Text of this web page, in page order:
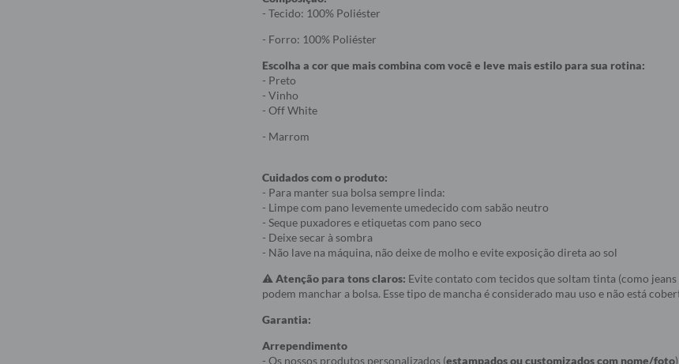
- Tecido: 100% Poliéster
- Forro: 100% Poliéster
Escolha a cor que mais combina com você e leve mais estilo para sua rotina:
- Preto
- Vinho
- Off White
- Marrom
Cuidados com o produto:
- Para manter sua bolsa sempre linda:
- Limpe com pano levemente umedecido com sabão neutro
- Seque puxadores e etiquetas com pano seco
- Deixe secar à sombra
- Não lave na máquina, não deixe de molho e evite exposição direta ao sol
⚠️ Atenção para tons claros: Evite contato com tecidos que soltam tinta (como
podem manchar a bolsa. Esse tipo de mancha é considerado mau uso e não está
Garantia:
Arrependimento
- Os nossos produtos personalizados (estampados ou customizados com nome/foto